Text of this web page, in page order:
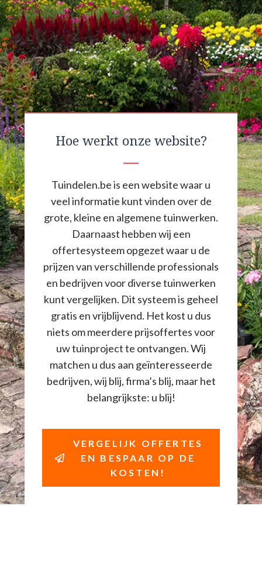
Hoe werkt onze website?
Tuindelen.be is een website waar u
veel informatie kunt vinden over de
grote, kleine en algemene tuinwerken.
Daarnaast hebben wij een
offertesysteem opgezet waar u de
prijzen van verschillende professionals
en bedrijven voor diverse tuinwerken
kunt vergelijken. Dit systeem is geheel
gratis en vrijblijvend. Het kost u dus
niets om meerdere prijsoffertes voor
uw tuinproject te ontvangen. Wij
matchen u dus aan geïnteresseerde
bedrijven, wij blij, firma’s blij, maar het
belangrijkste: u blij!
VERGELIJK OFFERTES
EN BESPAAR OP DE
KOSTEN!